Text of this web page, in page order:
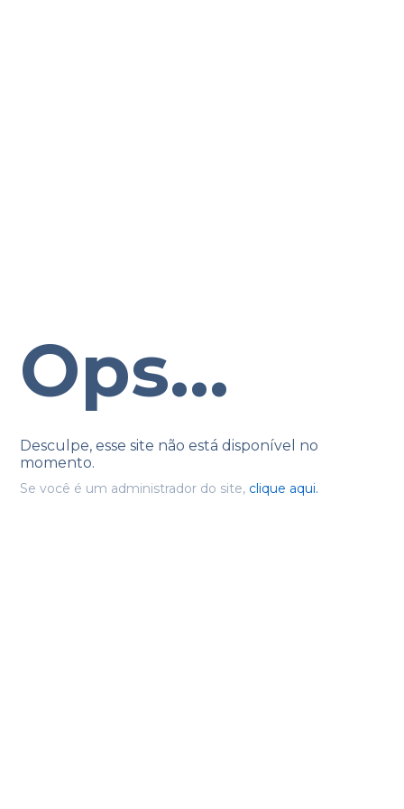
Ops...
Desculpe, esse site não está disponível no
momento.
Se você é um administrador do site, clique aqui.